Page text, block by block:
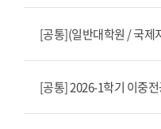
[공통] 2026-1학기 이중